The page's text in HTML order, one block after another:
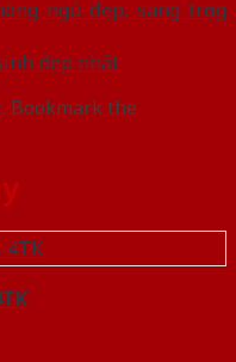
ngủ đẹp, sang trọng
đẹp nhất
. Bookmark the